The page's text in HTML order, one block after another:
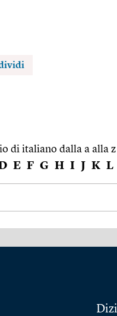
di italiano dalla a alla z
E F G H I J K L